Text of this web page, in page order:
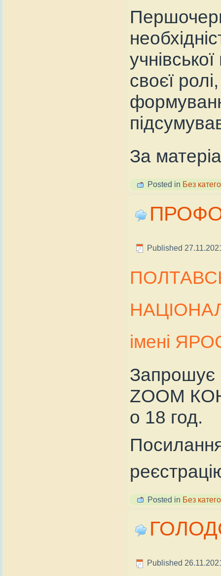
своєї
За
Posted in Без
Published
імені
Запрошує
ZOOM
о 18 год.
Posted in Без
Published